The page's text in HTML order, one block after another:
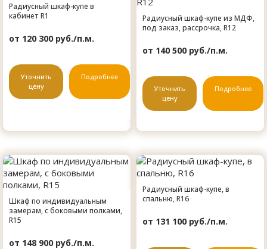
Радиусный шкаф-купе в
кабинет R1
от 120 300 руб./п.м.
Уточнить
цену
Подробнее
Радиусный шкаф-купе из МДФ,
под заказ, рассрочка, R12
от 140 500 руб./п.м.
Уточнить
цену
Подробнее
Шкаф по индивидуальным
замерам, с боковыми полками,
R15
от 148 900 руб./п.м.
Радиусный шкаф-купе, в
спальню, R16
от 131 100 руб./п.м.